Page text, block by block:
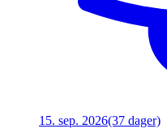
15. sep. 2026(37 dager)